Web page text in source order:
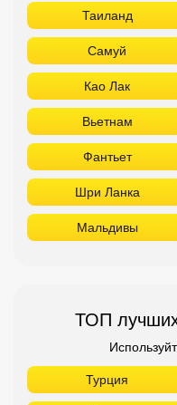
Таиланд
Самуй
Као Лак
Вьетнам
Фантьет
Шри Ланка
Мальдивы
ТОП
Турция